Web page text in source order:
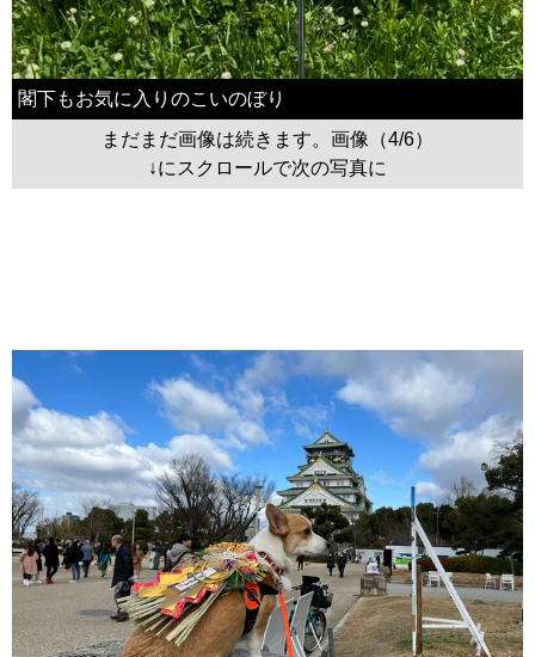
閣下もお気に入りのこいのぼり
まだまだ画像は続きます。画像（4/6）
↓にスクロールで次の写真に